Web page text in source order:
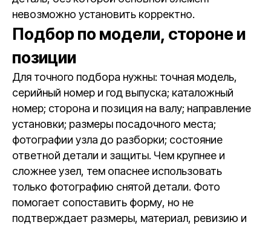
невозможно установить корректно.
Подбор по модели, стороне и
позиции
Для точного подбора нужны: точная модель,
серийный номер и год выпуска; каталожный
номер; сторона и позиция на валу; направление
установки; размеры посадочного места;
фотографии узла до разборки; состояние
ответной детали и защиты. Чем крупнее и
сложнее узел, тем опаснее использовать
только фотографию снятой детали. Фото
помогает сопоставить форму, но не
подтверждает размеры, материал, ревизию и